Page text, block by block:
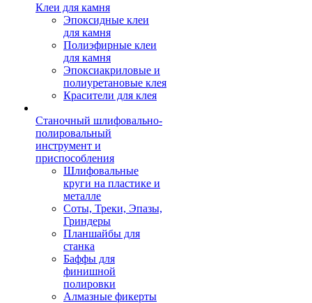
Клеи для камня
Эпоксидные клеи
для камня
Полиэфирные клеи
для камня
Эпоксиакриловые и
полиуретановые клея
Красители для клея
Станочный шлифовально-
полировальный
инструмент и
приспособления
Шлифовальные
круги на пластике и
металле
Соты, Треки, Эпазы,
Гриндеры
Планшайбы для
станка
Баффы для
финишной
полировки
Алмазные фикерты